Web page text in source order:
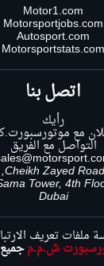
Motor1.com
Motorsportjobs.com
Autosport.com
Motorsportstats.com
اتصل بنا
رأيك
مع
التواصل مع الفريق
Cheikh Zayed Road,
Tower, 4th
Dubai
ش.م.م
ملفات تعريف